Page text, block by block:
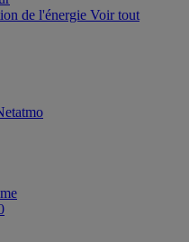
de l'énergie Voir tout